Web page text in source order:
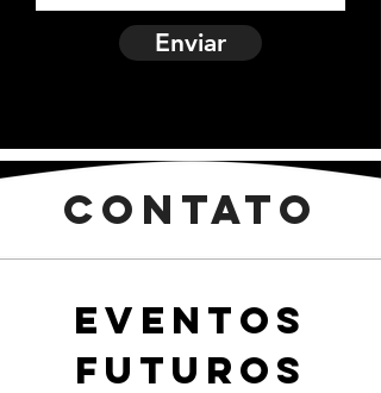
Enviar
CONTATO
Eventos
futuros